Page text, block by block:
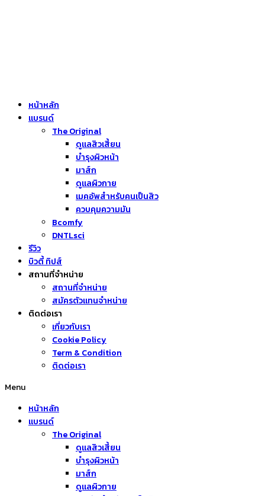
หน้าหลัก
แบรนด์
The Original
ดูแลสิวเสี้ยน
บำรุงผิวหน้า
มาส์ก
ดูแลผิวกาย
เมคอัพสำหรับคนเป็นสิว
ควบคุมความมัน
Bcomfy
DNTLsci
รีวิว
บิวตี้ ทิปส์
สถานที่จำหน่าย
สถานที่จำหน่าย
สมัครตัวแทนจำหน่าย
ติดต่อเรา
เกี่ยวกับเรา
Cookie Policy
Term & Condition
ติดต่อเรา
Menu
หน้าหลัก
แบรนด์
The Original
ดูแลสิวเสี้ยน
บำรุงผิวหน้า
มาส์ก
ดูแลผิวกาย